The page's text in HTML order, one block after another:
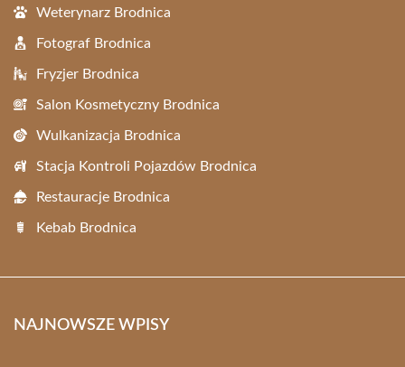
Weterynarz Brodnica
Fotograf Brodnica
Fryzjer Brodnica
Salon Kosmetyczny Brodnica
Wulkanizacja Brodnica
Stacja Kontroli Pojazdów Brodnica
Restauracje Brodnica
Kebab Brodnica
NAJNOWSZE WPISY